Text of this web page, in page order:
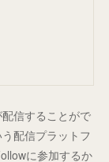
信することがで
配信プラットフ
に参加するか